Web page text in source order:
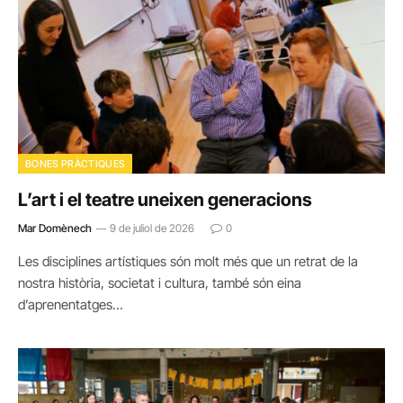
BONES PRÀCTIQUES
L’art i el teatre uneixen generacions
Mar Domènech 9 de juliol de 2026 0
Les disciplines artístiques són molt més que un retrat de la
nostra història, societat i cultura, també són eina
d’aprenentatges…